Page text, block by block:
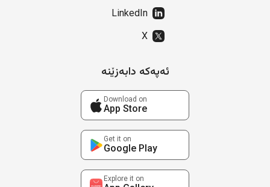
LinkedIn
X
ئەپەکە دابەزێنە
Download on
App Store
Get it on
Google Play
Explore it on